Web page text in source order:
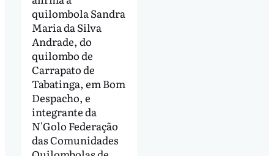
quilombola Sandra
Maria da Silva
Andrade, do
quilombo de
Carrapato de
Tabatinga, em Bom
Despacho, e
integrante da
N'Golo Federação
das Comunidades